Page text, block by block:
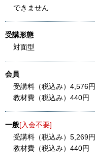
できません
受講形態
対面型
会員
受講料（税込み）4,576円
教材費（税込み）440円
一般[入会不要]
受講料（税込み）5,269円
教材費（税込み）440円